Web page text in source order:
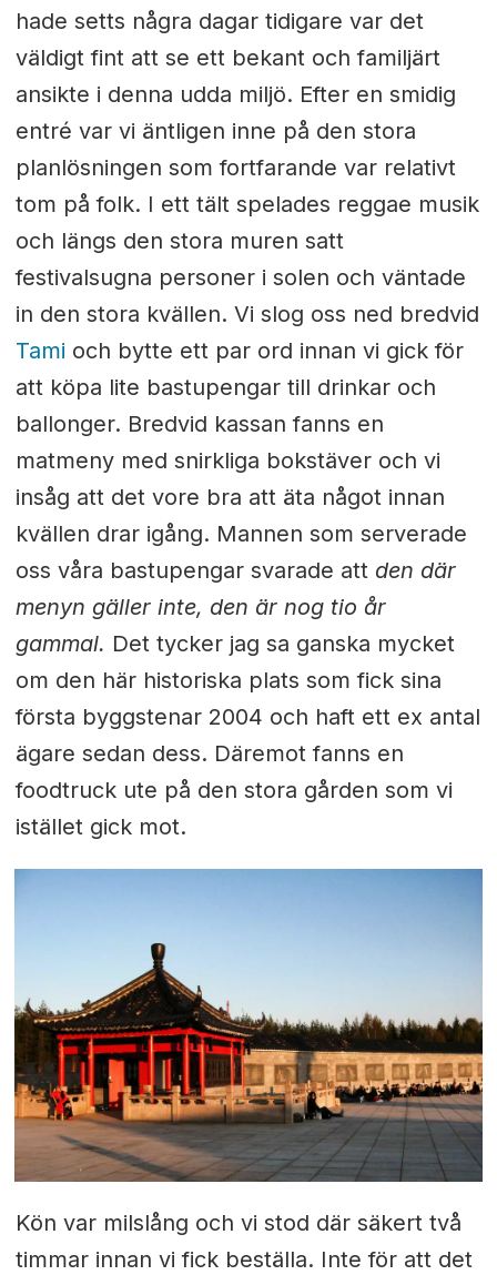
hade setts några dagar tidigare var det
väldigt fint att se ett bekant och familjärt
ansikte i denna udda miljö. Efter en smidig
entré var vi äntligen inne på den stora
planlösningen som fortfarande var relativt
tom på folk. I ett tält spelades reggae musik
och längs den stora muren satt
festivalsugna personer i solen och väntade
in den stora kvällen. Vi slog oss ned bredvid
Tami och bytte ett par ord innan vi gick för
att köpa lite bastupengar till drinkar och
ballonger. Bredvid kassan fanns en
matmeny med snirkliga bokstäver och vi
insåg att det vore bra att äta något innan
kvällen drar igång. Mannen som serverade
oss våra bastupengar svarade att den där
menyn gäller inte, den är nog tio år
gammal. Det tycker jag sa ganska mycket
om den här historiska plats som fick sina
första byggstenar 2004 och haft ett ex antal
ägare sedan dess. Däremot fanns en
foodtruck ute på den stora gården som vi
istället gick mot.
Kön var milslång och vi stod där säkert två
timmar innan vi fick beställa. Inte för att det